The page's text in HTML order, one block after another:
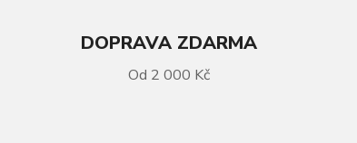
DOPRAVA ZDARMA
Od 2 000 Kč